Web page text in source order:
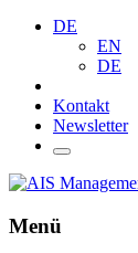
DE
EN
DE
Kontakt
Newsletter
Menü